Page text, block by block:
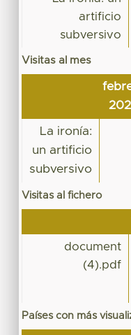
artificio
subversivo
Visitas al mes
La ironía:
un artificio
subversivo
Visitas al fichero
document
(4).pdf
Países con más